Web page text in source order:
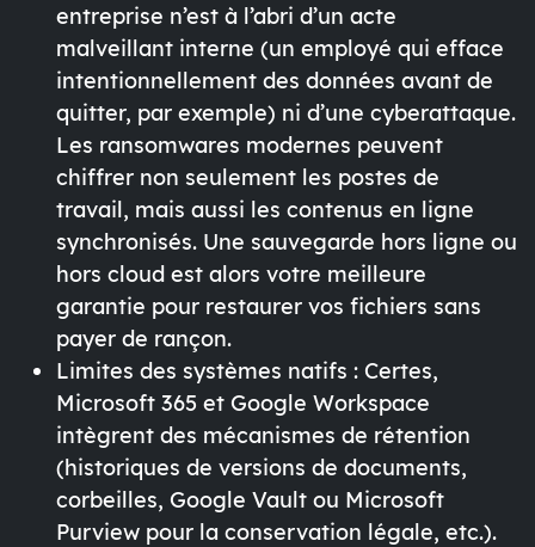
entreprise n’est à l’abri d’un acte
malveillant interne (un employé qui efface
intentionnellement des données avant de
quitter, par exemple) ni d’une cyberattaque.
Les ransomwares modernes peuvent
chiffrer non seulement les postes de
travail, mais aussi les contenus en ligne
synchronisés. Une sauvegarde hors ligne ou
hors cloud est alors votre meilleure
garantie pour restaurer vos fichiers sans
payer de rançon.
Limites des systèmes natifs : Certes,
Microsoft 365 et Google Workspace
intègrent des mécanismes de rétention
(historiques de versions de documents,
corbeilles, Google Vault ou Microsoft
Purview pour la conservation légale, etc.).